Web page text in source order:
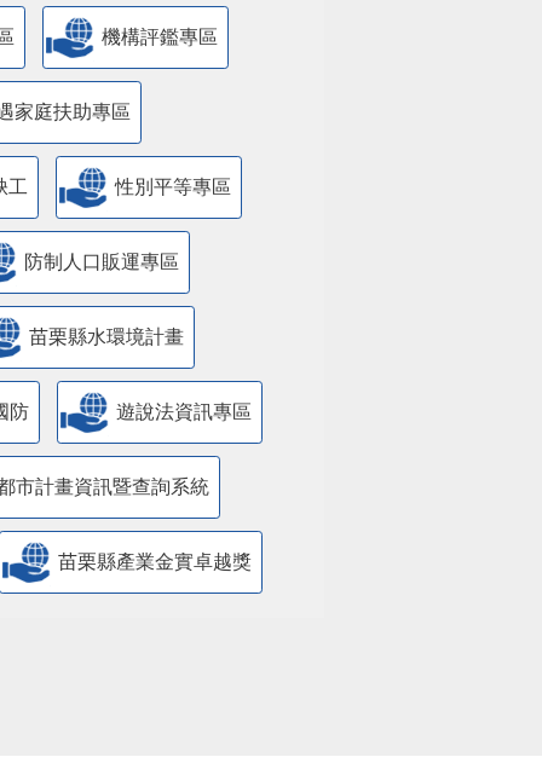
機構評鑑專區
家庭扶助專區
工 性別平等專區
防制人口販運專區
苗栗縣水環境計畫
防 遊說法資訊專區
市計畫資訊暨查詢系統
苗栗縣產業金實卓越獎